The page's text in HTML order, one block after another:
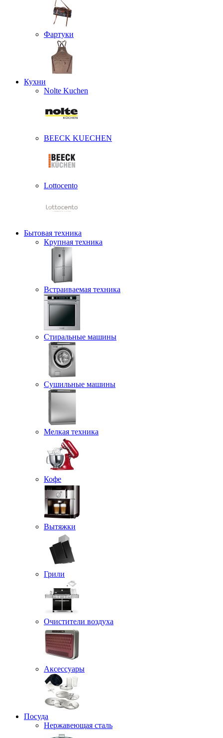
Фартуки
Кухни
Nolte Kuchen
BEECK KUECHEN
Lottocento
Бытовая техника
Крупная техника
Встраиваемая техника
Стиральные машины
Сушильные машины
Мелкая техника
Кофе
Вытяжки
Грили
Очистители воздуха
Аксессуары
Посуда
Нержавеющая сталь